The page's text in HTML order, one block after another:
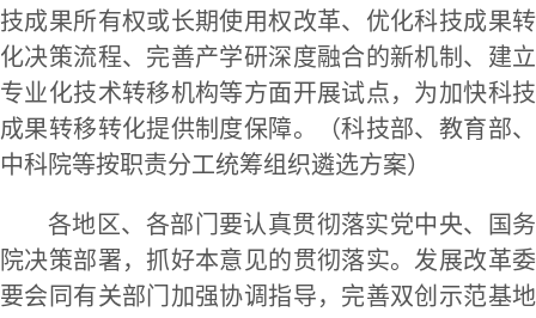
技成果所有权或长期使用权改革、优化科技成果转
化决策流程、完善产学研深度融合的新机制、建立
专业化技术转移机构等方面开展试点，为加快科技
成果转移转化提供制度保障。（科技部、教育部、
中科院等按职责分工统筹组织遴选方案）
各地区、各部门要认真贯彻落实党中央、国务
院决策部署，抓好本意见的贯彻落实。发展改革委
要会同有关部门加强协调指导，完善双创示范基地